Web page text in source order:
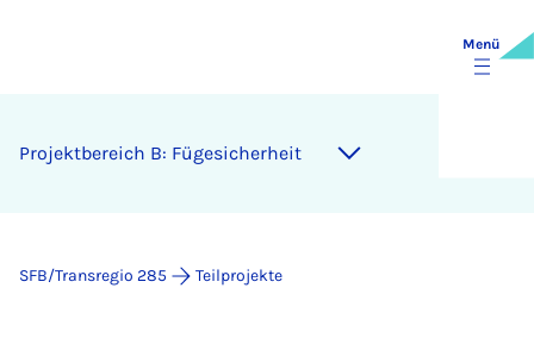
Menü
Pro­jekt­be­reich B: Fü­ge­si­cher­heit
SFB/Transregio 285 Teilprojekte